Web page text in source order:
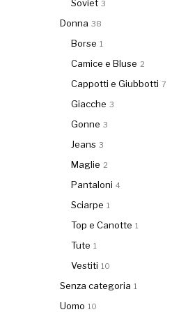
Soviet 3
Donna 38
Borse 1
Camice e Bluse 2
Cappotti e Giubbotti 7
Giacche 3
Gonne 3
Jeans 3
Maglie 2
Pantaloni 4
Sciarpe 1
Top e Canotte 1
Tute 1
Vestiti 10
Senza categoria 1
Uomo 10